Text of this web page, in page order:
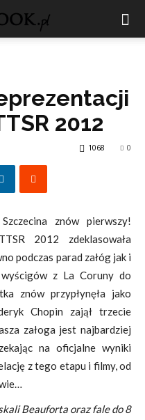
2012
0
1068
znów pierwszy!
2012 zdeklasowała
podczas parad załóg jak i
z La Coruny do
znów przypłynęła jako
Chopin zajął trzecie
załoga jest najbardziej
na oficjalne wyniki
z tego etapu i filmy, od
Beauforta oraz fale do 8